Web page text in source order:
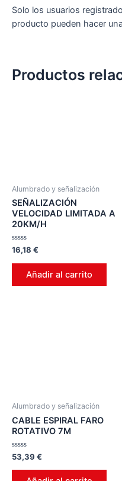
Solo los usuarios
producto pueden hacer
Productos
Alumbrado y señalización
SEÑALIZACIÓN
VELOCIDAD LIMITADA A
20KM/H
Valorado
0
16,18 €
Añadir al carrito
Alumbrado y señalización
CABLE ESPIRAL FARO
ROTATIVO 7M
Valorado
en
0
53,39 €